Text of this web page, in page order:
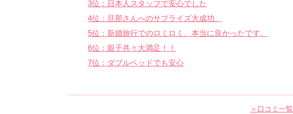
3位：日本人スタッフで安心でした
4位：旦那さんへのサプライズ大成功。
5位：新婚旅行でのロミロミ、本当に良かったです。
6位：親子共々大満足！！
7位：ダブルベッドでも安心
＞口コミ一覧